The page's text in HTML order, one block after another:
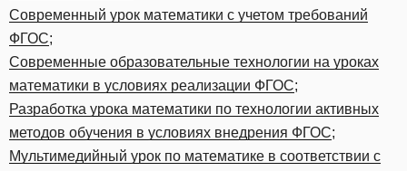
Современный урок математики с учетом требований
ФГОС;
Современные образовательные технологии на уроках
математики в условиях реализации ФГОС;
Разработка урока математики по технологии активных
методов обучения в условиях внедрения ФГОС;
Мультимедийный урок по математике в соответствии с